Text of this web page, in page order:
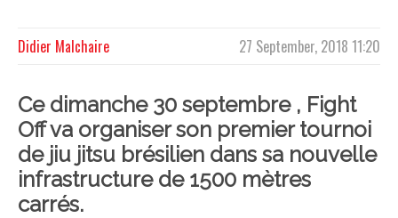
27 September, 2018 11:20
Didier Malchaire
Ce dimanche 30 septembre , Fight
Off va organiser son premier tournoi
de jiu jitsu brésilien dans sa nouvelle
infrastructure de 1500 mètres
carrés.